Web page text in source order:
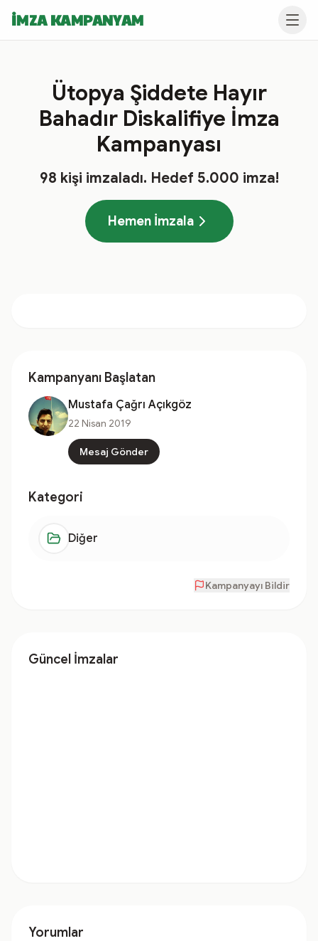
İMZA KAMPANYAM
Ütopya Şiddete Hayır
Bahadır Diskalifiye İmza
Kampanyası
98 kişi imzaladı. Hedef 5.000 imza!
Hemen İmzala
Kampanyanı Başlatan
Mustafa Çağrı Açıkgöz
22 Nisan 2019
Mesaj Gönder
Kategori
Diğer
Kampanyayı Bildir
Güncel İmzalar
Yorumlar